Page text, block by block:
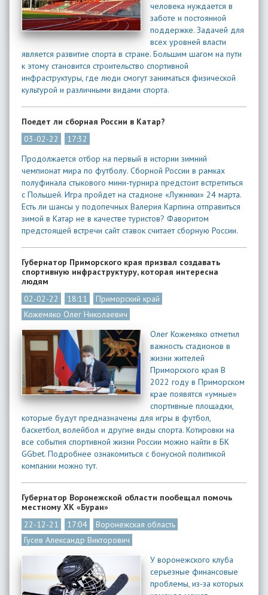
человека нуждается в
заботе и постоянной
поддержке. Задачей для
всех уровней власти
является развитие спорта в стране. Большим шагом на пути
к этому становится строительство спортивной
инфраструктуры, где люди смогут заниматься физической
культурой и различными видами спорта.
Поедет ли сборная России в Катар?
03-02-22
17:32
Продолжается отбор на первый в истории зимний
чемпионат мира по футболу. Сборной России в рамках
полуфинала стыкового мини-турнира предстоит встретиться
с Польшей. Игра пройдет на стадионе «Лужники» 24 марта.
Есть ли шансы у подопечных Валерия Карпина отправиться
зимой в Катар не в качестве туристов? Фаворитом
предстоящей встречи сайт ставок считает сборную России.
Губернатор Приморского края призвал создавать
спортивную инфраструктуру, которая интересна
людям
02-02-22
18:11
Приморский край
Кожемяко Олег Николаевич
Олег Кожемяко отметил
важность стадионов в
жизни жителей
Приморского края В
2022 году в Приморском
крае появятся «умные»
спортивные площадки,
которые будут предназначены для игры в футбол,
баскетбол, волейбол и другие виды спорта. Котировки на
все события спортивной жизни России можно найти в БК
GGbet. Подробнее ознакомиться с бонусной политикой
компании можно тут.
Губернатор Воронежской области пообещал помочь
местному ХК «Буран»
22-12-21
17:04
Воронежская область
Гусев Александр Викторович
У воронежского клуба
серьезные финансовые
проблемы, из-за которых